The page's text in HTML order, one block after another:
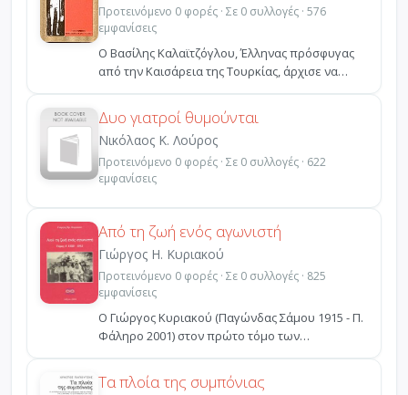
Προτεινόμενο 0 φορές · Σε 0 συλλογές · 576
εμφανίσεις
Ο Βασίλης Καλαϊτζόγλου, Έλληνας πρόσφυγας
από την Καισάρεια της Τουρκίας, άρχισε να
γράφει όταν πήρε...
Δυο γιατροί θυμούνται
Νικόλαος Κ. Λούρος
Προτεινόμενο 0 φορές · Σε 0 συλλογές · 622
εμφανίσεις
Από τη ζωή ενός αγωνιστή
Γιώργος Η. Κυριακού
Προτεινόμενο 0 φορές · Σε 0 συλλογές · 825
εμφανίσεις
Ο Γιώργος Κυριακού (Παγώνδας Σάμου 1915 - Π.
Φάληρο 2001) στον πρώτο τόμο των
απομνημονευμάτων του μ...
Τα πλοία της συμπόνιας